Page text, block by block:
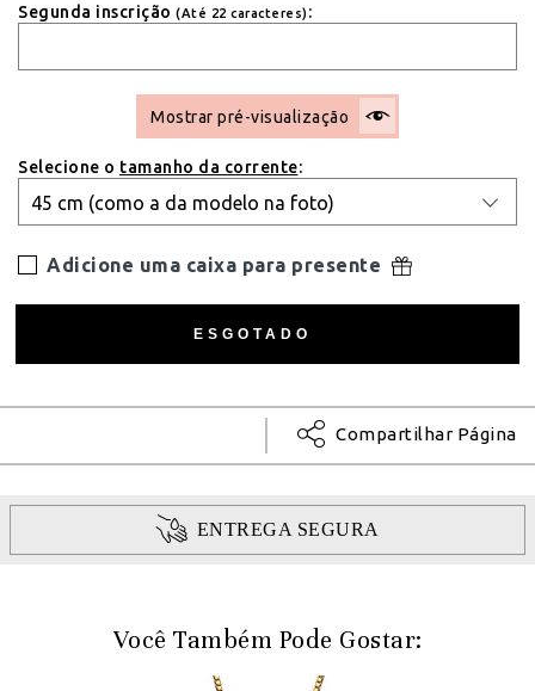
Segunda inscrição (Até 22 caracteres) :
Mostrar pré-visualização
Selecione o tamanho da corrente:
Adicione uma caixa para presente
Compartilhar Página
ENTREGA SEGURA
Você Também Pode Gostar: